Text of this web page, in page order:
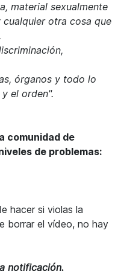
material sexualmente
otra cosa que
órganos y todo lo
el orden".
comunidad de
de problemas:
hacer si violas la
borrar el vídeo, no hay
notificación.